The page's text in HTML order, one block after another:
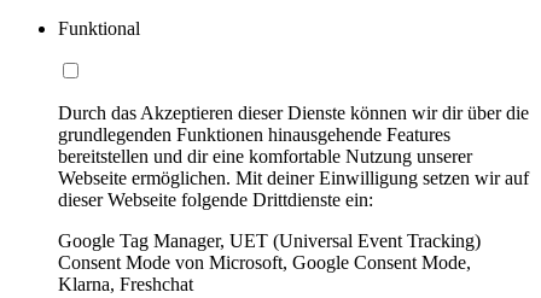
Funktional
Durch das Akzeptieren dieser Dienste können wir dir über die
grundlegenden Funktionen hinausgehende Features
bereitstellen und dir eine komfortable Nutzung unserer
Webseite ermöglichen. Mit deiner Einwilligung setzen wir auf
dieser Webseite folgende Drittdienste ein:
Google Tag Manager, UET (Universal Event Tracking)
Consent Mode von Microsoft, Google Consent Mode,
Klarna, Freshchat